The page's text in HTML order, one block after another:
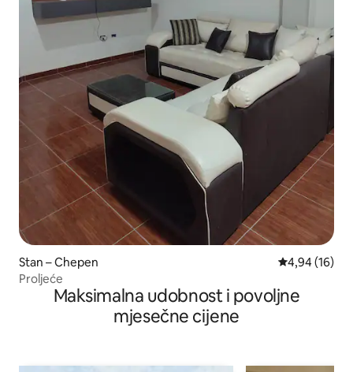
Stan – Chepen Prosječna
4,94 (16)
Proljeće
Maksimalna udobnost i povoljne
mjesečne cijene